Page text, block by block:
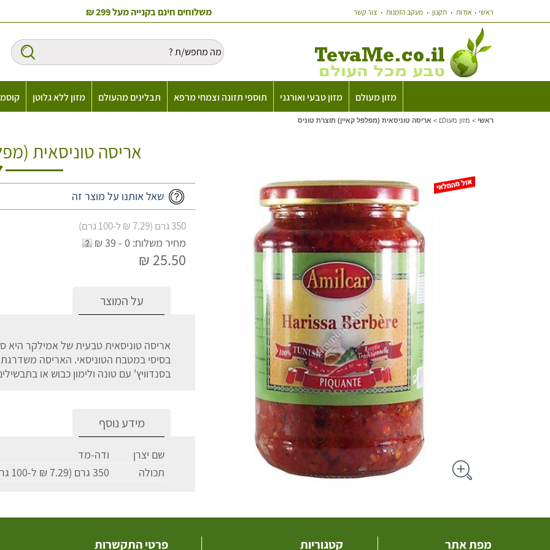
ראשי אודות תקנון מעקב הזמנות צור קשר משלוחים חינם בקנייה מעל 299 ₪
מזון מעולם מזון טבעי ואורגני תוספי תזונה וצמחי מרפא תבלינים מהעולם מזון ללא גלוטן
ראשי > מזון מעולם > אריסה טוניסאית (מפלפל קאיין) תוצרת טוניס
אריסה טוניסאית
שאל אותנו על מוצר זה
350 גרם (7.29 ₪ ל-100 גרם)
מחיר משלוח: 0 - 39 ₪
25.50 ₪
על המוצר
אריסה טוניסאית טבעית של אמילקר
בסיסי במטבח הטוניסאי. האריסה משדרגת
בסנדוויץ' עם טונה ולימון כבוש או
מידע נוסף
שם יצרן
ודה-מד
תכולה
350 גרם (7.29 ₪ ל-100 גרם)
מפת אתר קטגוריות פרטי התקשרות